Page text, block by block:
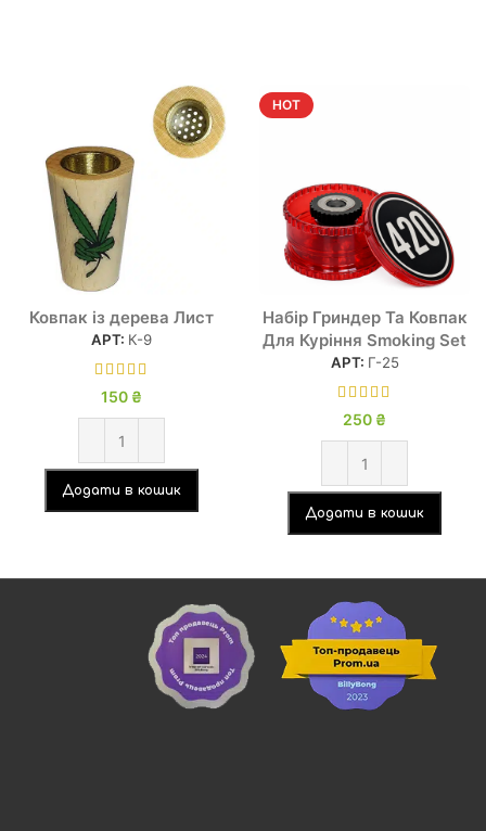
Ковпак із дерева Лист
АРТ: К-9
150 ₴
Додати в кошик
HOT
Набір Гриндер Та Ковпак
Для Куріння Smoking Set
АРТ: Г-25
250 ₴
Додати в кошик